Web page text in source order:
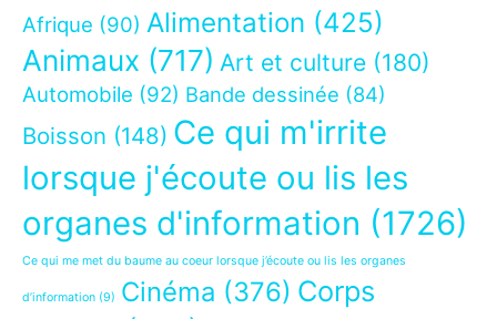
Afrique (90) Alimentation (425)
Animaux (717) Art et culture (180)
Automobile (92) Bande dessinée (84)
Boisson (148) Ce qui m'irrite
lorsque j'écoute ou lis les
organes d'information (1726)
Ce qui me met du baume au coeur lorsque j’écoute ou lis les organes
d’information (9) Cinéma (376) Corps